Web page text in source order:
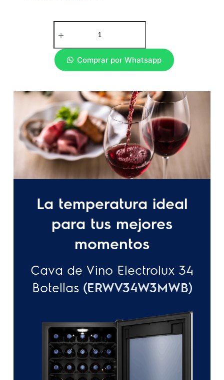
Comprar por Whatsapp